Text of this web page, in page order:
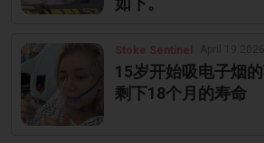
Stoke Sentinel
15岁开始吸电子烟
剩下18个月的寿命